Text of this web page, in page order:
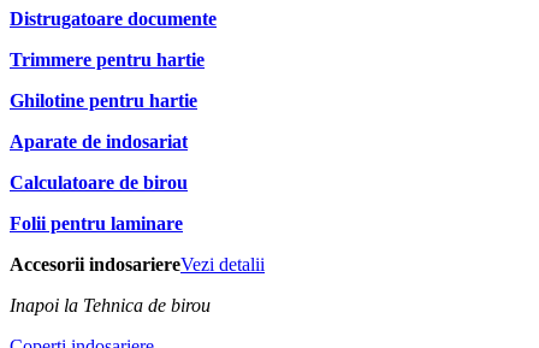
Distrugatoare documente
Trimmere pentru hartie
Ghilotine pentru hartie
Aparate de indosariat
Calculatoare de birou
Folii pentru laminare
Accesorii indosariereVezi detalii
Inapoi la Tehnica de birou